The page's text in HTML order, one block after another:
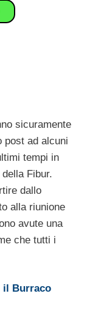
sicuramente
post ad alcuni
tempi in
Fibur.
dallo
alla riunione
avute una
che tutti i
il Burraco